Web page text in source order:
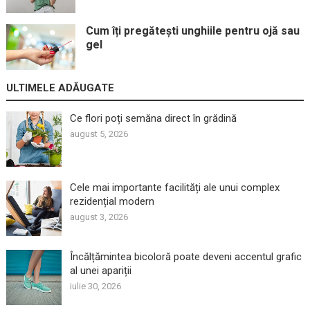
Cum îți pregătești unghiile pentru ojă sau
gel
ULTIMELE ADĂUGATE
Ce flori poți semăna direct în grădină
august 5, 2026
Cele mai importante facilități ale unui complex
rezidențial modern
august 3, 2026
Încălțămintea bicoloră poate deveni accentul grafic
al unei apariții
iulie 30, 2026